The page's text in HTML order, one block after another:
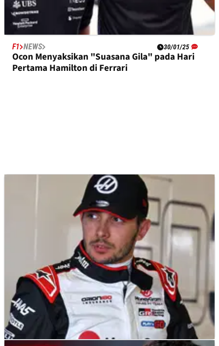
F1 NEWS 30/01/25
Ocon Menyaksikan "Suasana Gila" pada Hari
Pertama Hamilton di Ferrari